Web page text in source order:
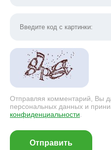
Отправляя комментарий, Вы
персональных данных и
конфиденциальности
Отправить